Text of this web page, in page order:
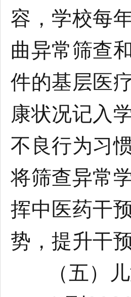
容，学校每
曲异常筛查
件的基层医
康状况记入
不良行为习
将筛查异常
挥中医药干
势，提升干
（五）儿